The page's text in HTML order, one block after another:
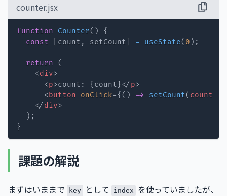
counter.jsx
function Counter( )
{
const
count , setCount = useState( 0 ) ;
return
(
<div>
<p>count: { count }</ p>
< button onClick={ ( ) => setCount( count +
</ div>
) ;
}
課題の解説
まずはいままで key として index
を使っていましたが、